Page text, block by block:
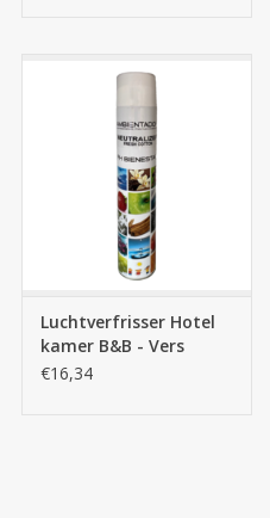
Luchtverfrisser Hotel
kamer B&B - Vers
Linnen Geur 750ml
€16,34